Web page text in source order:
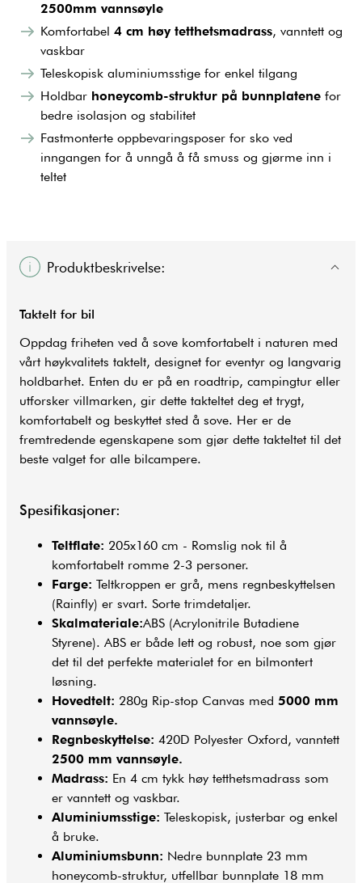
2500mm vannsøyle
Komfortabel 4 cm høy tetthetsmadrass, vanntett og
vaskbar
Teleskopisk aluminiumsstige for enkel tilgang
Holdbar honeycomb-struktur på bunnplatenefor
bedre isolasjon og stabilitet
Fastmonterte oppbevaringsposer for sko ved
inngangen for å unngå å få smuss og gjørme inn i
teltet
Produktbeskrivelse:
Taktelt for bil
Oppdag friheten ved å sove komfortabelt i naturen med
vårt høykvalitets taktelt, designet for eventyr og langvarig
holdbarhet. Enten du er på en roadtrip, campingtur eller
utforsker villmarken, gir dette takteltet deg et trygt,
komfortabelt og beskyttet sted å sove. Her er de
fremtredende egenskapene som gjør dette takteltet til det
beste valget for alle bilcampere.
Spesifikasjoner:
Teltflate: 205x160 cm - Romslig nok til å
komfortabelt romme 2-3 personer.
Farge: Teltkroppen er grå, mens regnbeskyttelsen
(Rainfly) er svart. Sorte trimdetaljer.
Skalmateriale:ABS (Acrylonitrile Butadiene
Styrene). ABS er både lett og robust, noe som gjør
det til det perfekte materialet for en bilmontert
løsning.
Hovedtelt: 280g Rip-stop Canvas med 5000 mm
vannsøyle.
Regnbeskyttelse: 420D Polyester Oxford, vanntett
2500 mm vannsøyle.
Madrass: En 4 cm tykk høy tetthetsmadrass som
er vanntett og vaskbar.
Aluminiumsstige: Teleskopisk, justerbar og enkel
å bruke.
Aluminiumsbunn: Nedre bunnplate 23 mm
honeycomb-struktur, utfellbar bunnplate 18 mm